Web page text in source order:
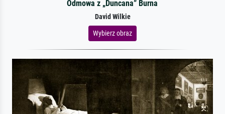
Odmowa z „Duncana” Burna
David Wilkie
Wybierz obraz